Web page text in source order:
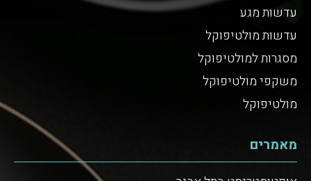
עדשות מגע
עדשות מולטיפוקל
מסגרות למולטיפוקל
משקפי מולטיפוקל
מולטיפוקל
מאמרים